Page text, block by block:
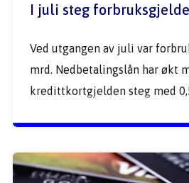
I juli steg
Ved utgangen av juli var
mrd. Nedbetalingslån har økt
kredittkortgjelden steg med